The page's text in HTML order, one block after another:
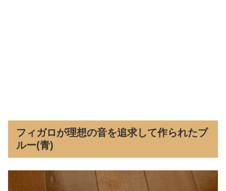
フィガロが理想の音を追求して作られたブ
ルー(青)